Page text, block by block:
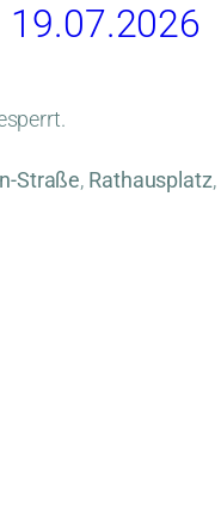
19.07.2026
Straße, Rathausplatz,